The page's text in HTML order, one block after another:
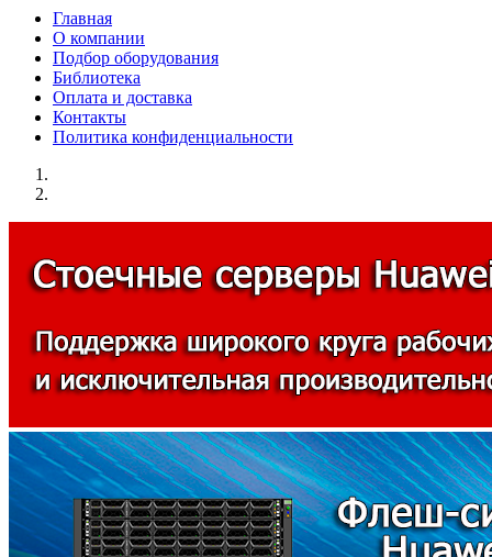
Главная
О компании
Подбор оборудования
Библиотека
Оплата и доставка
Контакты
Политика конфиденциальности